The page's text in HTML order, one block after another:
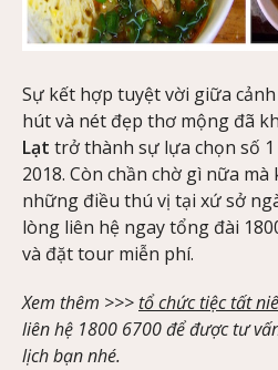
Sự kết hợp tuyệt vời giữa
hút và nét đẹp thơ mộng đã
Lạt trở thành sự lựa chọn số
2018. Còn chần chờ gì nữa
những điều thú vị tại xứ sở
lòng liên hệ ngay tổng đài
và đặt tour miễn phí.
Xem thêm >>> tổ chức tiệc tất
liên hệ 1800 6700 để được tư
lịch bạn nhé.